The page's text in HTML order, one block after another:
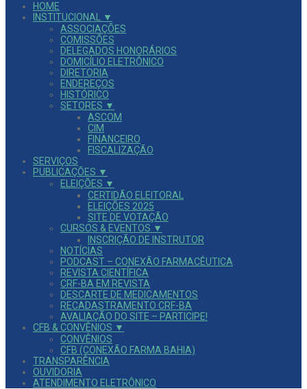
HOME
INSTITUCIONAL ▼
ASSOCIAÇÕES
COMISSÕES
DELEGADOS HONORÁRIOS
DOMICÍLIO ELETRÔNICO
DIRETORIA
ENDEREÇOS
HISTÓRICO
SETORES ▼
ASCOM
CIM
FINANCEIRO
FISCALIZAÇÃO
SERVIÇOS
PUBLICAÇÕES ▼
ELEIÇÕES ▼
CERTIDÃO ELEITORAL
ELEIÇÕES 2025
SITE DE VOTAÇÃO
CURSOS & EVENTOS ▼
INSCRIÇÃO DE INSTRUTOR
NOTÍCIAS
PODCAST – CONEXÃO FARMACÊUTICA
REVISTA CIENTÍFICA
CRF-BA EM REVISTA
DESCARTE DE MEDICAMENTOS
RECADASTRAMENTO CRF-BA
AVALIAÇÃO DO SITE – PARTICIPE!
CFB & CONVÊNIOS ▼
CONVÊNIOS
CFB (CONEXÃO FARMA BAHIA)
TRANSPARÊNCIA
OUVIDORIA
ATENDIMENTO ELETRÔNICO